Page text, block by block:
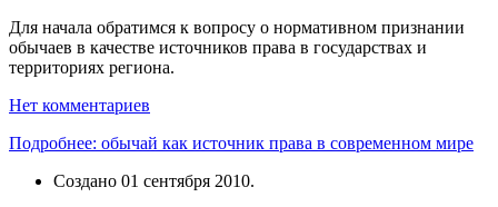
Для начала обратимся к вопросу о нормативном признании
обычаев в качестве источников права в государствах и
территориях региона.
Нет комментариев
Подробнее: обычай как источник права в современном мире
Создано 01 сентября 2010.